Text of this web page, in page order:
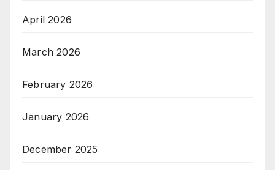
April 2026
March 2026
February 2026
January 2026
December 2025